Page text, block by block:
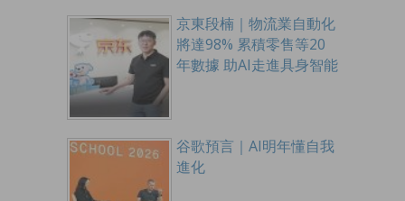
京東段楠｜物流業自動化
將達98% 累積零售等20
年數據 助AI走進具身智能
谷歌預言｜AI明年懂自我
進化